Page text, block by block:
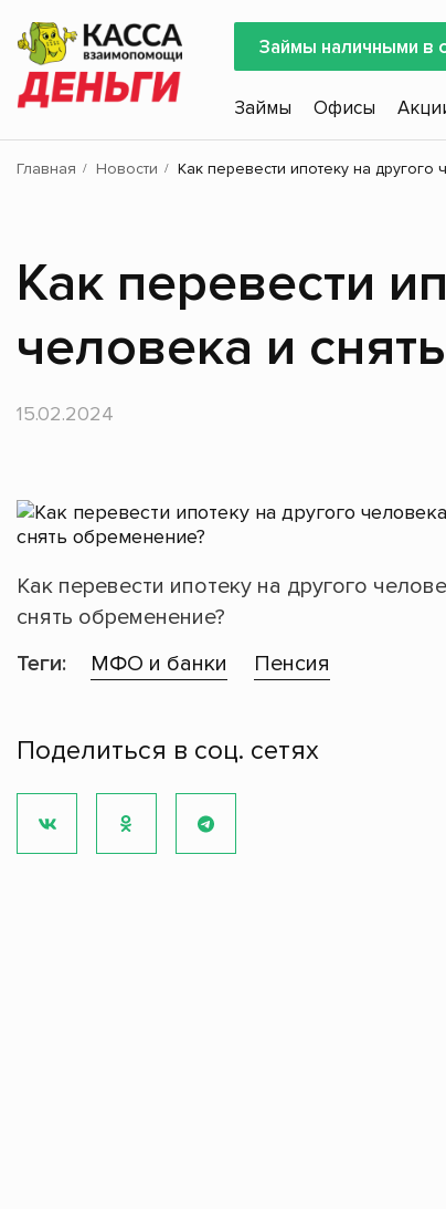
Займы наличными в
Займы Офисы
Главная Новости Как перевести ипотеку на
Как перевести
человека и
15.02.2024
Как перевести ипотеку на другого
снять обременение?
Теги:
МФО и банки Пенсия
Поделиться в соц. сетях